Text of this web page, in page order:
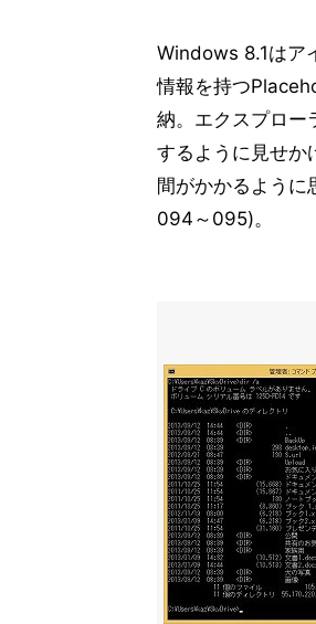
Windows 8.1はア
情報を持つ
納。エクスプロー
するように見せか
間がかかるように
094～095)。